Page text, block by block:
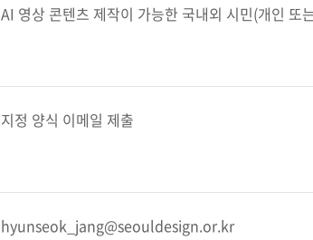
AI 영상 콘텐츠 제작이 가능한 국내외 시민(개인 또
지정 양식 이메일 제출
hyunseok_jang@seouldesign.or.kr